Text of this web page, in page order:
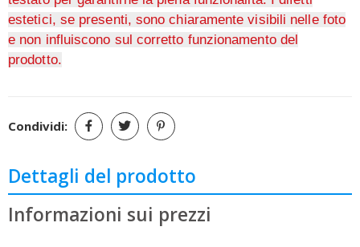
estetici, se presenti, sono chiaramente visibili nelle foto
e non influiscono sul corretto funzionamento del
prodotto.
Condividi:
Dettagli del prodotto
Informazioni sui prezzi